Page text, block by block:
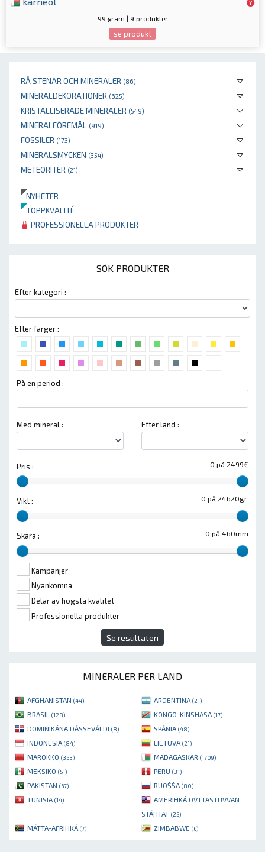
RÅ STENAR OCH MINERALER (86)
MINERALDEKORATIONER (625)
KRISTALLISERADE MINERALER (549)
MINERALFÖREMÅL (919)
FOSSILER (173)
MINERALSMYCKEN (354)
METEORITER (21)
NYHETER
TOPPKVALITÉ
PROFESSIONELLA PRODUKTER
SÖK PRODUKTER
Efter kategori :
Efter färger :
På en period :
Med mineral : Efter land :
0 på 2499€
Pris :
0 på 24620gr.
Vikt :
0 på 460mm
Skära :
Kampanjer
Nyankomna
Delar av högsta kvalitet
Professionella produkter
Se resultaten
MINERALER PER LAND
AFGHANISTAN (44) ARGENTINA (21)
BRASIL (128) KONGO-KINSHASA (17)
DOMINIKÁNA DÁSSEVÁLDI (8) SPÁNIA (48)
INDONESIA (84) LIETUVA (21)
MAROKKO (353) MADAGASKAR (1709)
MEKSIKO (51) PERU (31)
PAKISTAN (67) RUOŠŠA (80)
TUNISIA (14)
AMERIHKÁ OVTTASTUVVAN
STÁHTAT (25)
MÁTTA-AFRIHKÁ (7) ZIMBABWE (6)
99 gram | 9 produkter
se produkt